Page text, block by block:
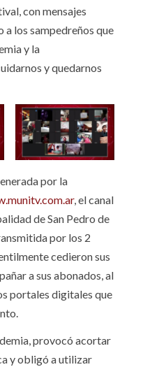
con mensajes
a los sampedreños que
y la
y quedarnos
por la
, el canal
de San Pedro de
por los 2
cedieron sus
a sus abonados, al
portales digitales que
provocó acortar
y obligó a utilizar